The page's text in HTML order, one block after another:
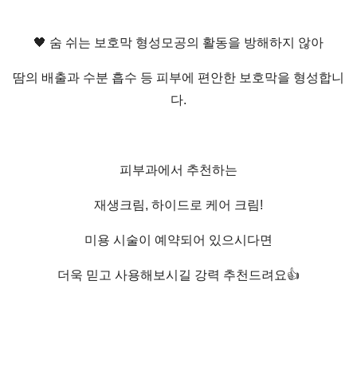
🖤 숨 쉬는 보호막 형성모공의 활동을 방해하지 않아
땀의 배출과 수분 흡수 등 피부에 편안한 보호막을 형성합니
다.
피부과에서 추천하는
재생크림, 하이드로 케어 크림!
미용 시술이 예약되어 있으시다면
더욱 믿고 사용해보시길 강력 추천드려요👍